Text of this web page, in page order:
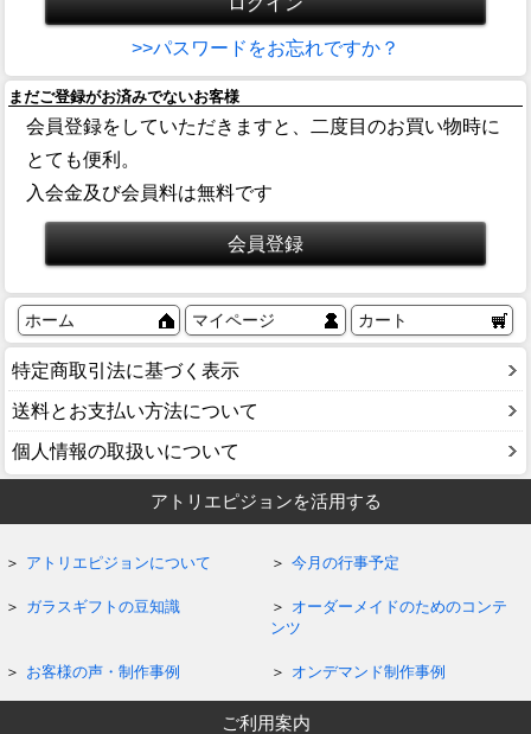
>>パスワードをお忘れですか？
まだご登録がお済みでないお客様
会員登録をしていただきますと、二度目のお買い物時に
とても便利。
入会金及び会員料は無料です
ホーム マイページ カート
特定商取引法に基づく表示
送料とお支払い方法について
個人情報の取扱いについて
アトリエピジョンを活用する
アトリエピジョンについて 今月の行事予定
ガラスギフトの豆知識
オーダーメイドのためのコンテ
ンツ
お客様の声・制作事例 オンデマンド制作事例
ご利用案内